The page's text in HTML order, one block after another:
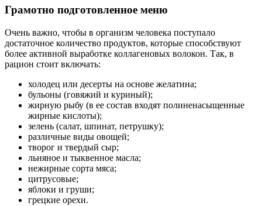
Грамотно подготовленное меню
Очень важно, чтобы в организм человека поступало
достаточное количество продуктов, которые способствуют
более активной выработке коллагеновых волокон. Так, в
рацион стоит включать:
холодец или десерты на основе желатина;
бульоны (говяжий и куриный);
жирную рыбу (в ее состав входят полиненасыщенные
жирные кислоты);
зелень (салат, шпинат, петрушку);
различные виды овощей;
творог и твердый сыр;
льняное и тыквенное масла;
нежирные сорта мяса;
цитрусовые;
яблоки и груши;
грецкие орехи.